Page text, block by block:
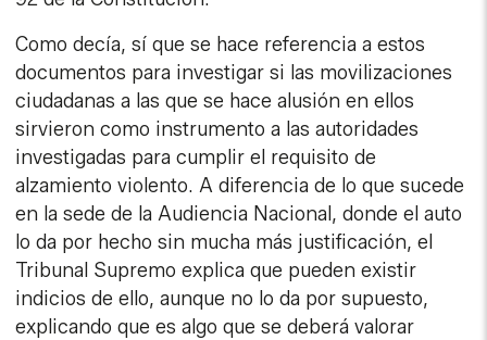
Como decía, sí que se hace referencia a estos
documentos para investigar si las movilizaciones
ciudadanas a las que se hace alusión en ellos
sirvieron como instrumento a las autoridades
investigadas para cumplir el requisito de
alzamiento violento. A diferencia de lo que sucede
en la sede de la Audiencia Nacional, donde el auto
lo da por hecho sin mucha más justificación, el
Tribunal Supremo explica que pueden existir
indicios de ello, aunque no lo da por supuesto,
explicando que es algo que se deberá valorar